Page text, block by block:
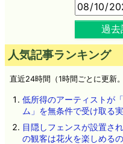
過去
人気記事ランキング
直近24時間（1時間ごとに更新
低所得のアーティストが
ム」を無条件で受け取る
目隠しフェンスが設置さ
の観客は花火を楽しめる